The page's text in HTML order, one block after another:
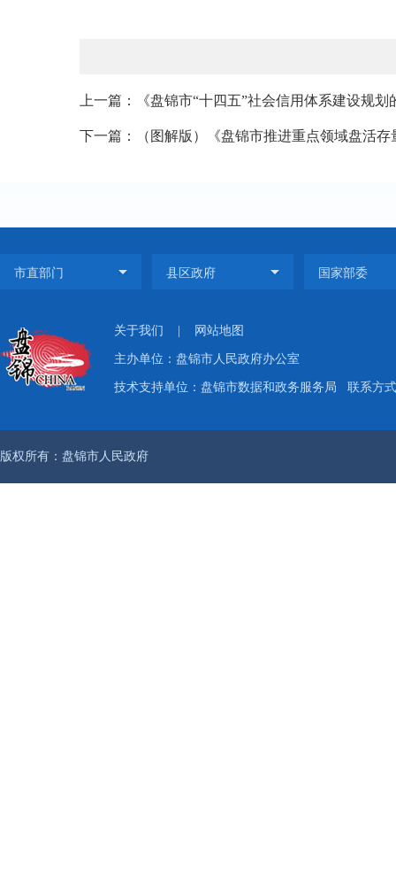
上一篇：《盘锦市“十四五”社会信用体系建设规
下一篇：（图解版）《盘锦市推进重点领域盘活
关于我们 网站地图
主办单位：盘锦市人民政府办公室
技术支持单位：盘锦市数据和政务服务局 联系方
版权所有：盘锦市人民政府